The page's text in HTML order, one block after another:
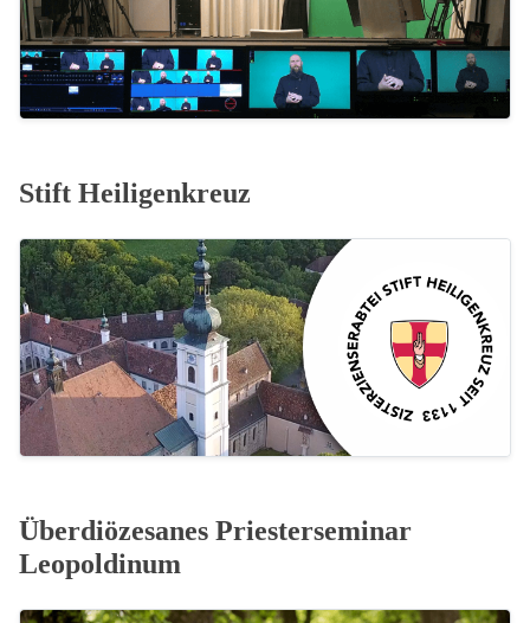
Stift Heiligenkreuz
Überdiözesanes Priesterseminar
Leopoldinum